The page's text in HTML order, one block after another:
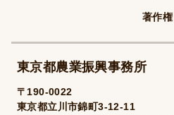
著作権
東京都農業振興事務所
〒190-0022
東京都立川市錦町3-12-11